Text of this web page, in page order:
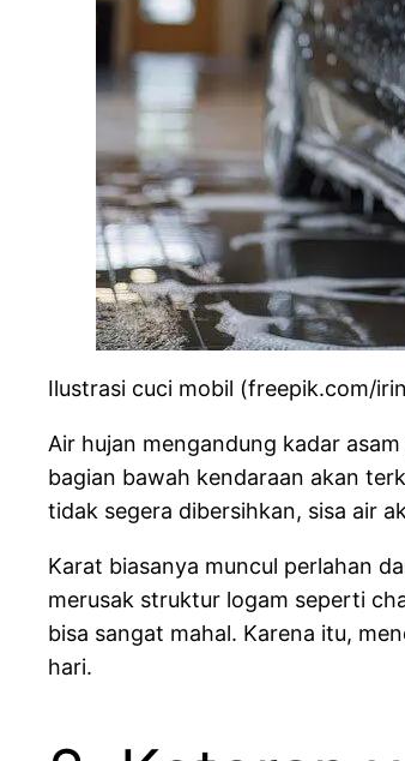
Ilustrasi cuci mobil (freepik.com/
Air hujan mengandung kadar
bagian bawah kendaraan akan
tidak segera dibersihkan, sisa air
Karat biasanya muncul perlahan
merusak struktur logam seperti
bisa sangat mahal. Karena itu,
hari.